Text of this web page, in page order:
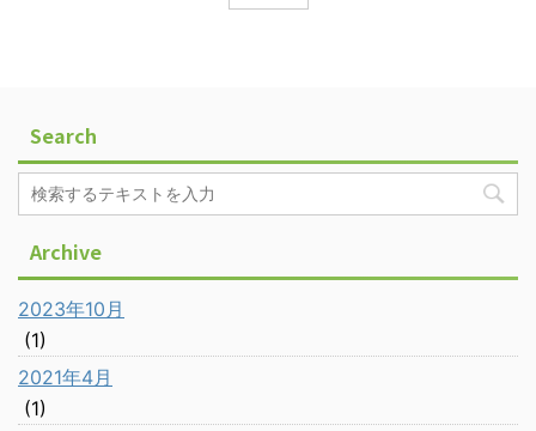
Search
Archive
2023年10月
(1)
2021年4月
(1)